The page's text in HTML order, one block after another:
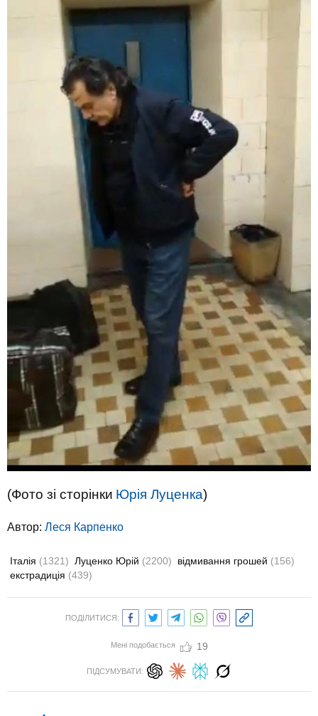
(Фото зі сторінки Юрія Луценка)
Автор: Леся Карпенко
Італія (1321) Луценко Юрій (2200) відмивання грошей (156)
екстрадиція (439)
ПОДІЛИТИСЯ:
Мені подобається 19
ПІДСУМУВАТИ: